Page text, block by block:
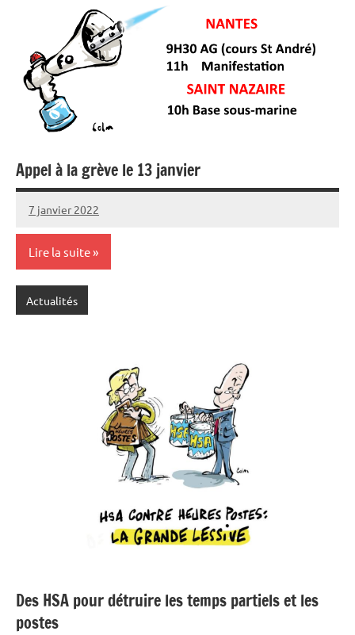
Appel à la grève le 13 janvier
7 janvier 2022
SNFOLC44
Lire la suite
Actualités
Des HSA pour détruire les temps partiels et les
postes